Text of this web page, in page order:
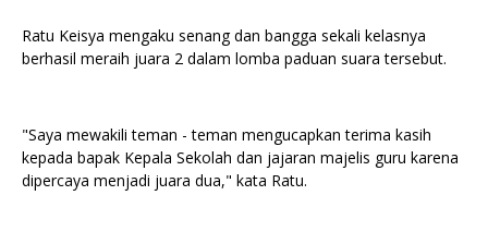
Ratu Keisya mengaku senang dan bangga sekali kelasnya
berhasil meraih juara 2 dalam lomba paduan suara tersebut.
"Saya mewakili teman - teman mengucapkan terima kasih
kepada bapak Kepala Sekolah dan jajaran majelis guru karena
dipercaya menjadi juara dua," kata Ratu.